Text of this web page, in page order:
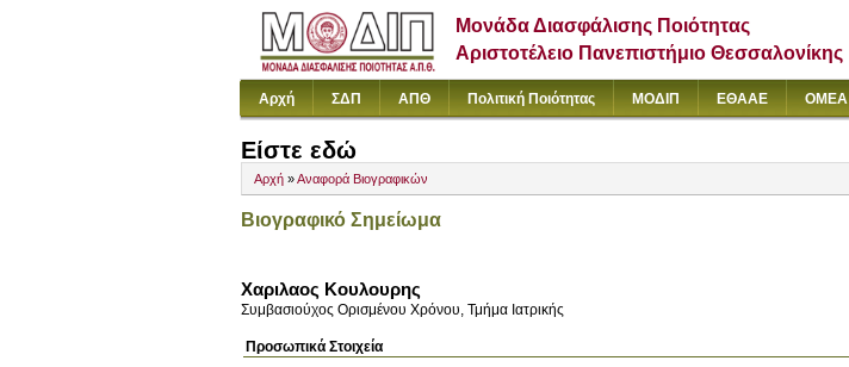
Μονάδα Διασφάλισης Ποιότητας
Αριστοτέλειο Πανεπιστήμιο Θεσσαλονίκης
Αρχή ΣΔΠ ΑΠΘ Πολιτική Ποιότητας ΜΟΔΙΠ ΕΘΑΑΕ ΟΜΕΑ
Είστε εδώ
Αρχή »Αναφορά Βιογραφικών
Βιογραφικό Σημείωμα
Χαριλαος Κουλουρης
Συμβασιούχος Ορισμένου Χρόνου, Τμήμα Ιατρικής
Προσωπικά Στοιχεία